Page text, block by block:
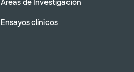
Áreas de Investigación
Ensayos clínicos